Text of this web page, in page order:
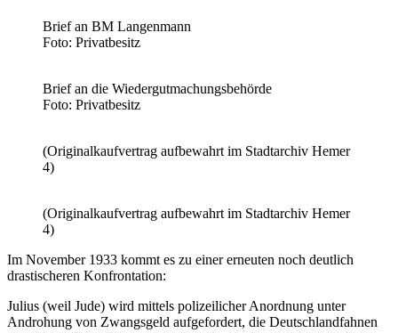
Brief an BM Langenmann
Foto: Privatbesitz
Brief an die Wiedergutmachungsbehörde
Foto: Privatbesitz
(Originalkaufvertrag aufbewahrt im Stadtarchiv Hemer
4)
(Originalkaufvertrag aufbewahrt im Stadtarchiv Hemer
4)
Im November 1933 kommt es zu einer erneuten noch deutlich
drastischeren Konfrontation:
Julius (weil Jude) wird mittels polizeilicher Anordnung unter
Androhung von Zwangsgeld aufgefordert, die Deutschlandfahnen